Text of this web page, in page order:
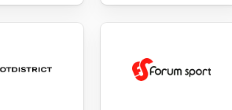
más accesibles. La experiencia de
con sus consumidores,
Stay up to date with Kappa's